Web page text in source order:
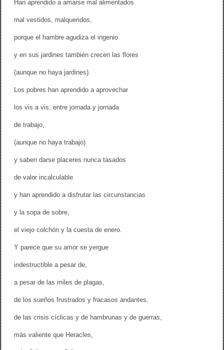
e
Han aprendido a amarse mal alimentados
mal vestidos, malqueridos,
porque el hambre agudiza el ingenio
y en sus jardines también crecen las flores
(aunque no haya jardines).
Los pobres han aprendido a aprovechar
los vis a vis, entre jornada y jornada
de trabajo,
(aunque no haya trabajo)
y saben darse placeres nunca tasados
de valor incalculable
y han aprendido a disfrutar las circunstancias
y la sopa de sobre,
el viejo colchón y la cuesta de enero.
Y parece que su amor se yergue
indestructible a pesar de,
a pesar de las miles de plagas,
de los sueños frustrados y fracasos andantes,
de las crisis cíclicas y de hambrunas y de guerras,
más valiente que Heracles,